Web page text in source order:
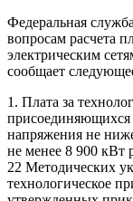
Федеральная
вопросам расчета
электрическим
сообщает
1. Плата за
присоединяющихся
напряжения не
не менее 8 900 кВт
22 Методических
технологическое